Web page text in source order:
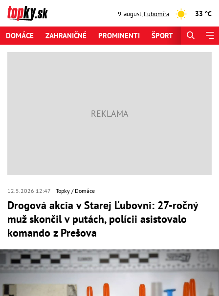
9. august,Ľubomíra 33 °C
DOMÁCE ZAHRANIČNÉ PROMINENTI ŠPORT
12.5.2026 12:47 Topky Domáce
Drogová akcia v Starej Ľubovni: 27-ročný
muž skončil v putách, polícii asistovalo
komando z Prešova